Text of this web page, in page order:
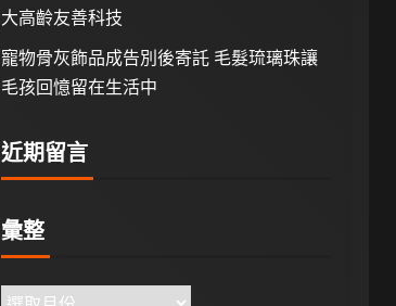
大高齡友善科技
寵物骨灰飾品成告別後寄託 毛髮琉璃珠讓
毛孩回憶留在生活中
近期留言
彙整